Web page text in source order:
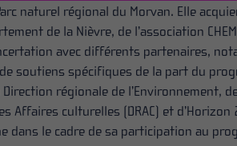
Parc naturel régional du Morvan. Elle
de la Nièvre, de l’association
avec différents partenaires,
soutiens spécifiques de la part du
régionale de l’Environnement,
Affaires culturelles (DRAC) et
dans le cadre de sa participation au